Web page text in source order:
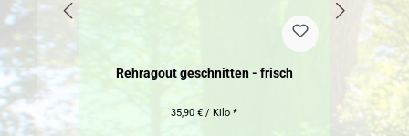
Rehragout geschnitten - frisch
35,90 € / Kilo *